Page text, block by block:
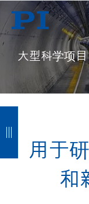
大型科学项目
用于
和